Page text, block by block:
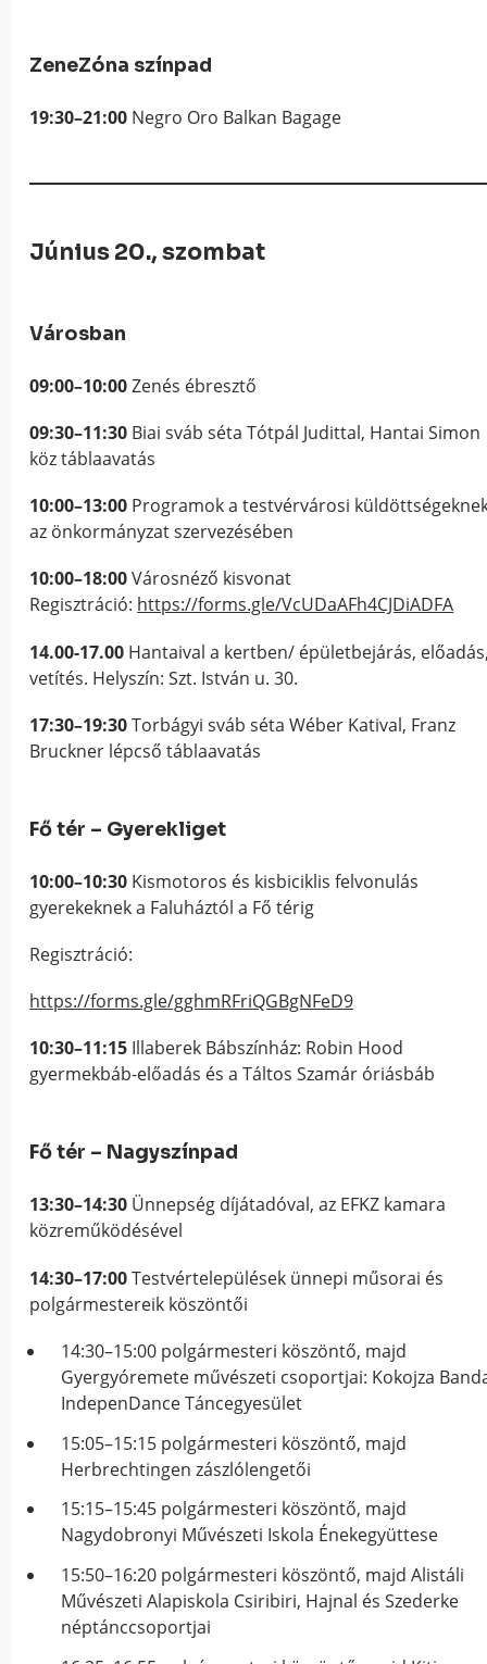
ZeneZóna színpad
19:30–21:00 Negro Oro Balkan Bagage
Június 20., szombat
Városban
09:00–10:00Zenés ébresztő
09:30–11:30 Biai sváb séta Tótpál Judittal, Hantai Simon
köz táblaavatás
10:00–13:00 Programok a testvérvárosi
az önkormányzat szervezésében
10:00–18:00Városnéző kisvonat
Regisztráció: https://forms.gle/VcUDaAFh4CJDiADFA
14.00-17.00 Hantaival a kertben/ épületbejárás,
vetítés. Helyszín: Szt. István u. 30.
17:30–19:30Torbágyi sváb séta Wéber Katival, Franz
Bruckner lépcső táblaavatás
Fő tér – Gyerekliget
10:00–10:30 Kismotoros és kisbiciklis felvonulás
gyerekeknek a Faluháztól a Fő térig
Regisztráció:
https://forms.gle/gghmRFriQGBgNFeD9
10:30–11:15 Illaberek Bábszínház: Robin Hood
gyermekbáb-előadás és a Táltos Szamár óriásbáb
Fő tér – Nagyszínpad
13:30–14:30 Ünnepség díjátadóval, az EFKZ kamara
közreműködésével
14:30–17:00Testvértelepülések ünnepi műsorai és
polgármestereik köszöntői
14:30–15:00 polgármesteri köszöntő, majd
Gyergyóremete művészeti csoportjai: Kokojza
IndepenDance Táncegyesület
15:05–15:15 polgármesteri köszöntő, majd
Herbrechtingen zászlólengetői
15:15–15:45 polgármesteri köszöntő, majd
Nagydobronyi Művészeti Iskola Énekegyüttese
15:50–16:20 polgármesteri köszöntő, majd Alistáli
Művészeti Alapiskola Csiribiri, Hajnal és Szederke
néptánccsoportjai